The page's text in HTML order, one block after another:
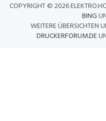
COPYRIGHT ©2026
BING
WEITERE ÜBERSICHTEN
DRUCKERFORUM.DE